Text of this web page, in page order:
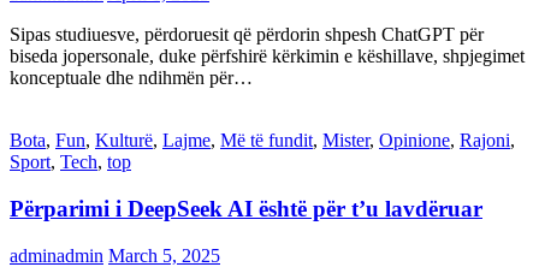
Sipas studiuesve, përdoruesit që përdorin shpesh ChatGPT për
biseda jopersonale, duke përfshirë kërkimin e këshillave, shpjegimet
konceptuale dhe ndihmën për…
Bota, Fun, Kulturë, Lajme, Më të fundit, Mister, Opinione, Rajoni,
Sport, Tech, top
Përparimi i DeepSeek AI është për t’u lavdëruar
adminadmin March 5, 2025